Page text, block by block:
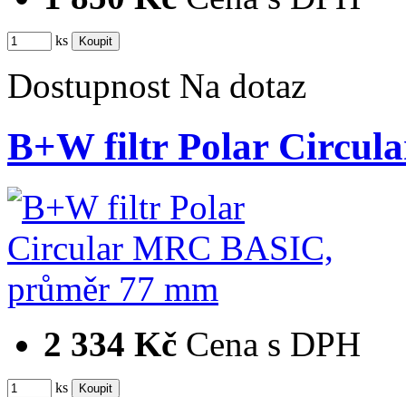
ks
Dostupnost Na dotaz
B+W filtr Polar
2 334 Kč Cena s DPH
ks